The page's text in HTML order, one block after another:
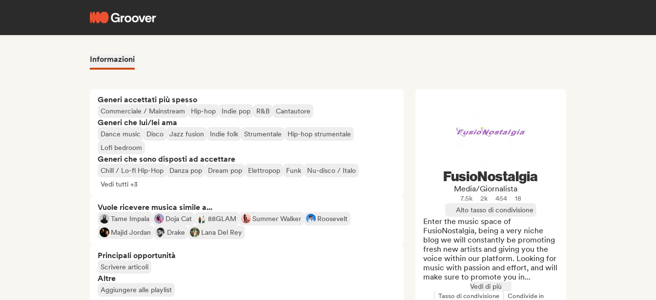
Informazioni
Generi accettati più spesso
Commerciale / Mainstream Hip-hop Indie pop R&B Cantautore
Generi che lui/lei ama
Dance music Disco Jazz fusion Indie folk Strumentale
Hip-hop strumentale
Lofi bedroom
Generi che sono disposti ad accettare
Chill / Lo-fi Hip-Hop Danza pop Dream pop Elettropop Funk
Nu-disco / Italo
Vedi tutti +3
Vuole ricevere musica simile a...
Tame Impala Doja Cat 88GLAM Summer Walker
Roosevelt
Majid Jordan
Drake Lana Del Rey
Principali opportunità
Scrivere articoli
Altre
Aggiungere alle playlist
FusioNostalgia
Media/Giornalista
7.5k 2k 454
18
Alto tasso di condivisione
Enter the music space of
FusioNostalgia, being a very niche
blog we will constantly be promoting
fresh new artists and giving you the
voice within our platform. Looking for
music with passion and effort, and will
make sure to promote you in...
Vedi di più
Tasso di condivisione Condivide in